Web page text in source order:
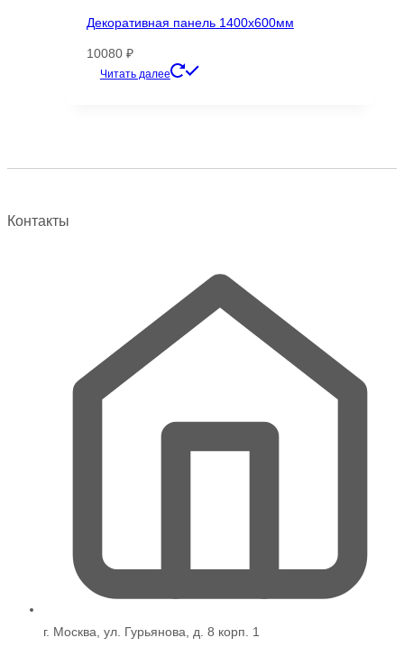
Декоративная панель 1400х600мм
10080 ₽
Читать далее
Опции
товара.
Контакты
г. Москва, ул. Гурьянова, д. 8 корп. 1